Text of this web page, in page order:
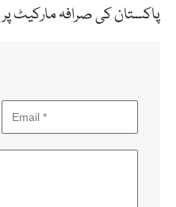
پاکستان کی صرافہ مارکیٹ